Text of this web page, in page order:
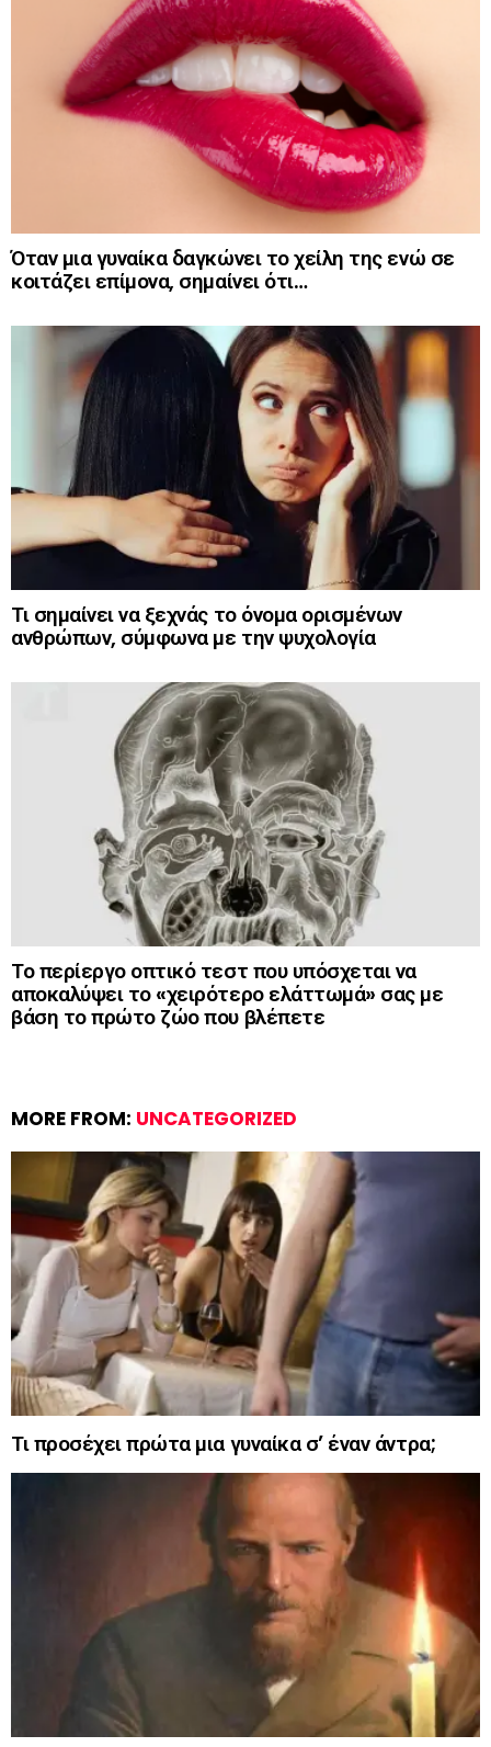
Όταν μια γυναίκα δαγκώνει το χείλη της ενώ σε
κοιτάζει επίμονα, σημαίνει ότι…
Τι σημαίνει να ξεχνάς το όνομα ορισμένων
ανθρώπων, σύμφωνα με την ψυχολογία
Το περίεργο οπτικό τεστ που υπόσχεται να
αποκαλύψει το «χειρότερο ελάττωμά» σας με
βάση το πρώτο ζώο που βλέπετε
MORE FROM: UNCATEGORIZED
Τι προσέχει πρώτα μια γυναίκα σ’ έναν άντρα;